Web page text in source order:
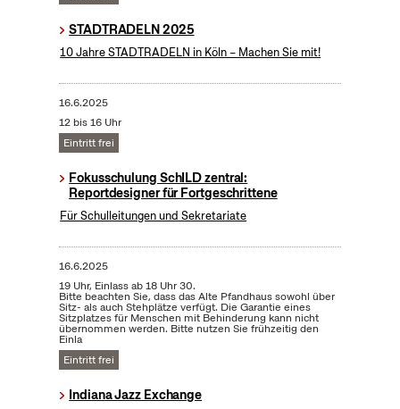
STADTRADELN 2025
10 Jahre STADTRADELN in Köln – Machen Sie mit!
16.6.2025
12 bis 16 Uhr
Eintritt frei
Fokusschulung SchILD zentral:
Reportdesigner für Fortgeschrittene
Für Schulleitungen und Sekretariate
16.6.2025
19 Uhr, Einlass ab 18 Uhr 30.
Bitte beachten Sie, dass das Alte Pfandhaus sowohl über
Sitz- als auch Stehplätze verfügt. Die Garantie eines
Sitzplatzes für Menschen mit Behinderung kann nicht
übernommen werden. Bitte nutzen Sie frühzeitig den
Einla
Eintritt frei
Indiana Jazz Exchange